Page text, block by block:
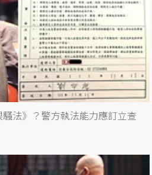
法》？警方執法能力應訂立查